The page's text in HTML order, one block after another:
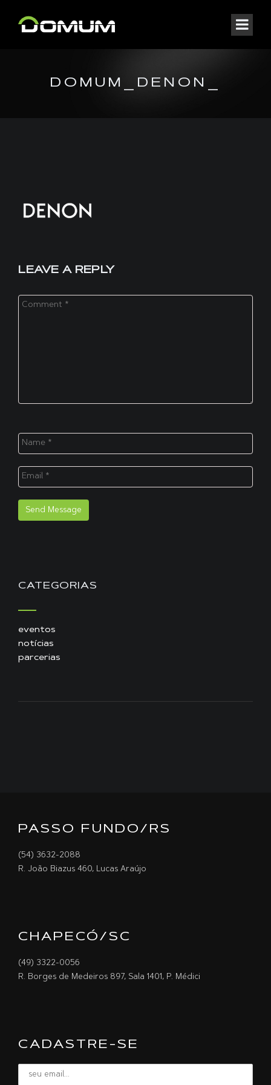
DOMUM_DENON_
LEAVE A REPLY
CATEGORIAS
eventos
notícias
parcerias
PASSO FUNDO/RS
(54) 3632-2088
R. João Biazus 460, Lucas Araújo
CHAPECÓ/SC
(49) 3322-0056
R. Borges de Medeiros 897, Sala 1401, P. Médici
CADASTRE-SE